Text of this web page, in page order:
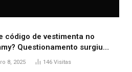
código de vestimenta no
Questionamento surgiu
Censori, mulher de
8, 2025 146 Visitas